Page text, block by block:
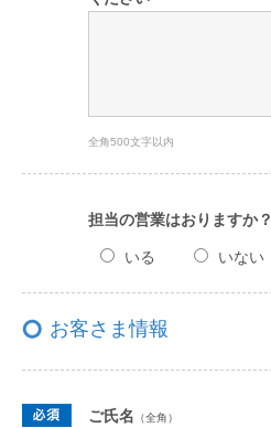
全角500文字以内
担当の営業はおりますか？
いる いない
お客さま情報
ご氏名 （全角）